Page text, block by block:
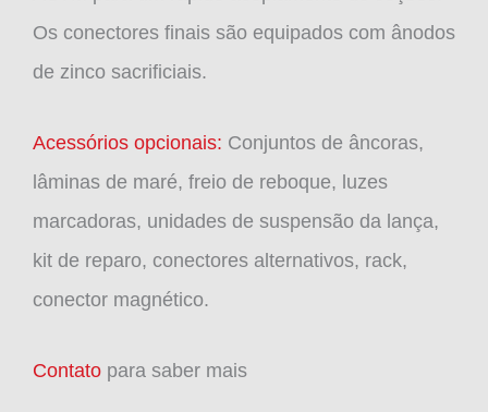
Os conectores finais são equipados com ânodos
de zinco sacrificiais.
Acessórios opcionais: Conjuntos de âncoras,
lâminas de maré, freio de reboque, luzes
marcadoras, unidades de suspensão da lança,
kit de reparo, conectores alternativos, rack,
conector magnético.
Contato para saber mais